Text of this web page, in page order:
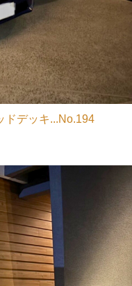
ドデッキ...No.194